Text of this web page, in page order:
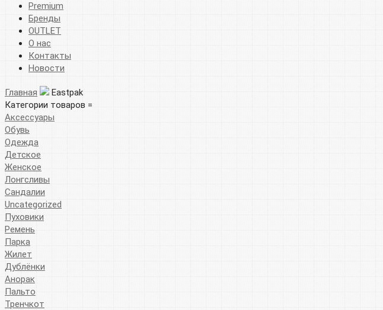
Premium
Бренды
OUTLET
О нас
Контакты
Новости
Главная
Eastpak
Категории товаров =
Аксессуары
Обувь
Одежда
Детское
Женское
Лонгсливы
Сандалии
Uncategorized
Пуховики
Ремень
Парка
Жилет
Дублёнки
Анорак
Пальто
Тренчкот